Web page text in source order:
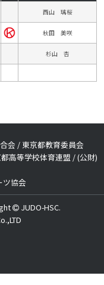
西山 璃桜
秋田 美咲
杉山 杏
会 / 東京都教育委員会
高等学校体育連盟 / (公財)
ツ協会
JUDO-HSC.